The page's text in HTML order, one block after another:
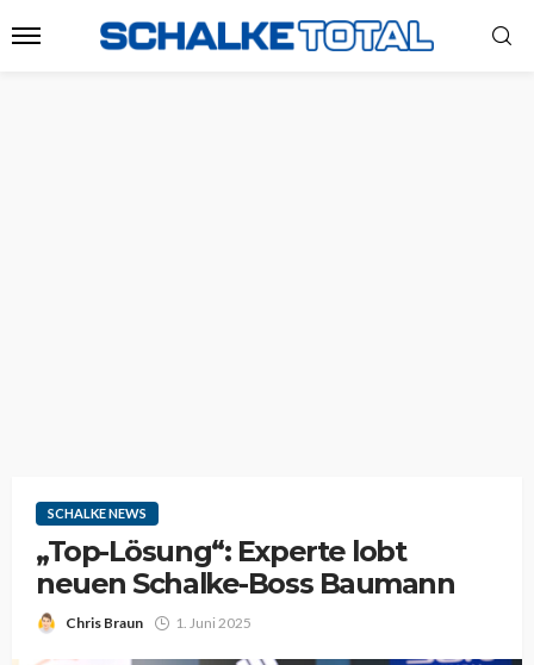
SCHALKE NEWS
„Top-Lösung“: Experte lobt
neuen Schalke-Boss Baumann
Chris Braun 1. Juni 2025